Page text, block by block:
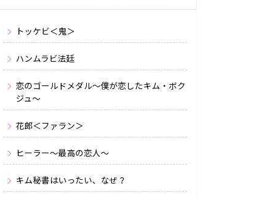
トッケビ＜鬼＞
ハンムラビ法廷
恋のゴールドメダル～僕が恋したキム・ボク
ジュ～
花郎＜ファラン＞
ヒーラー〜最高の恋人〜
キム秘書はいったい、なぜ？